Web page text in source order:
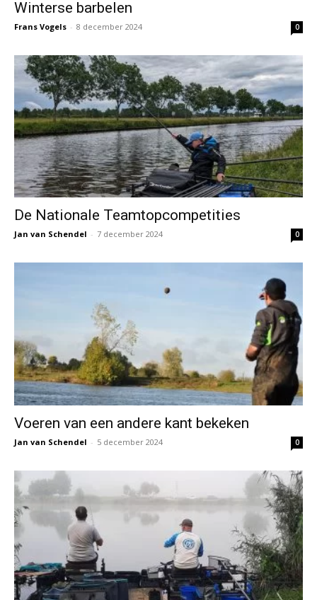
Winterse barbelen
Frans Vogels - 8 december 2024 0
De Nationale Teamtopcompetities
Jan van Schendel - 7 december 2024 0
Voeren van een andere kant bekeken
Jan van Schendel - 5 december 2024 0